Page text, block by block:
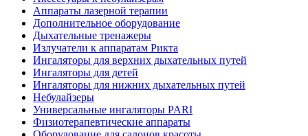
Аппараты лазерной терапии
Дополнительное оборудование
Дыхательные тренажеры
Излучатели к аппаратам Рикта
Ингаляторы для верхних дыхательных путей
Ингаляторы для детей
Ингаляторы для нижних дыхательных путей
Небулайзеры
Универсальные ингаляторы PARI
Физиотерапевтические аппараты